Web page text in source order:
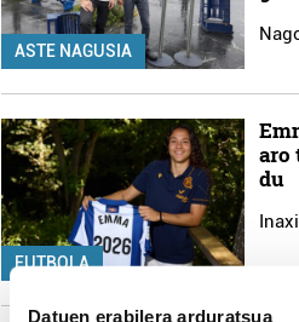
Datuen erabilera arduratsua
ASTE NAGUSIA
FUTBOLA
aro
du